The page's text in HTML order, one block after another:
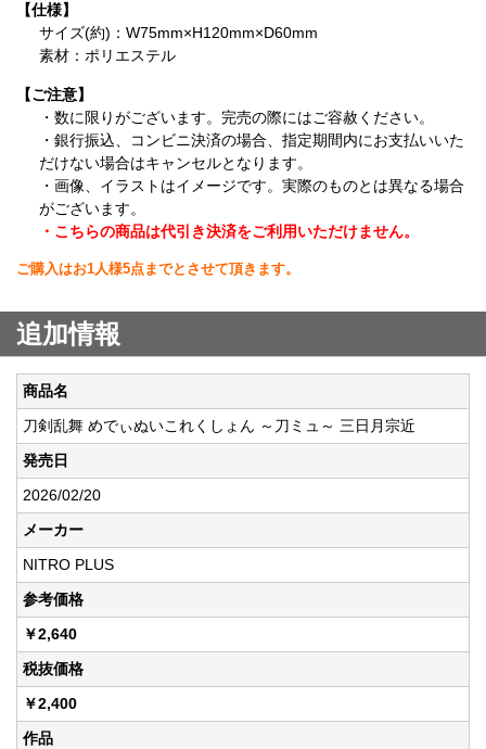
【仕様】
サイズ(約)：W75mm×H120mm×D60mm
素材：ポリエステル
【ご注意】
・数に限りがございます。完売の際にはご容赦ください。
・銀行振込、コンビニ決済の場合、指定期間内にお支払いいた
だけない場合はキャンセルとなります。
・画像、イラストはイメージです。実際のものとは異なる場合
がございます。
・こちらの商品は代引き決済をご利用いただけません。
ご購入はお1人様5点までとさせて頂きます。
追加情報
商品名
刀剣乱舞 めでぃぬいこれくしょん ～刀ミュ～ 三日月宗近
発売日
2026/02/20
メーカー
NITRO PLUS
参考価格
￥2,640
税抜価格
￥2,400
作品